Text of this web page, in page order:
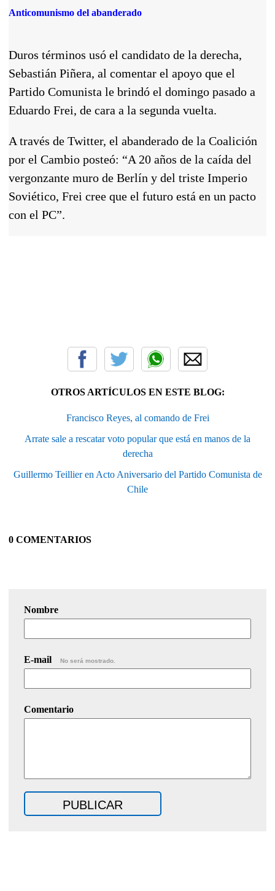
Anticomunismo del abanderado
Duros términos usó el candidato de la derecha,
Sebastián Piñera, al comentar el apoyo que el
Partido Comunista le brindó el domingo pasado a
Eduardo Frei, de cara a la segunda vuelta.
A través de Twitter, el abanderado de la Coalición
por el Cambio posteó: “A 20 años de la caída del
vergonzante muro de Berlín y del triste Imperio
Soviético, Frei cree que el futuro está en un pacto
con el PC”.
OTROS ARTÍCULOS EN ESTE BLOG:
Francisco Reyes, al comando de Frei
Arrate sale a rescatar voto popular que está en manos de la
derecha
Guillermo Teillier en Acto Aniversario del Partido Comunista de
Chile
0 COMENTARIOS
Nombre
E-mail No será mostrado.
Comentario